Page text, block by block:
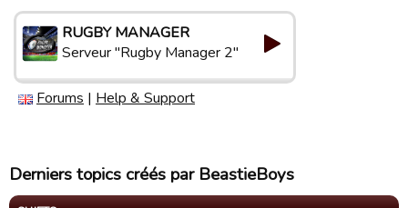
RUGBY MANAGER
Serveur "Rugby Manager 2"
Forums | Help & Support
Derniers topics créés par BeastieBoys